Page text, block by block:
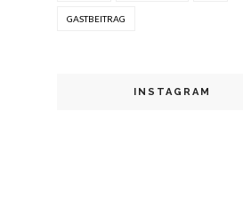
GASTBEITRAG
INSTAGRAM